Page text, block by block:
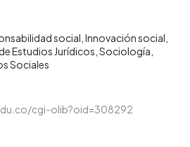
social Innovación social
Estudios Jurídicos Sociología
Sociales
cgi-olib?oid=308292